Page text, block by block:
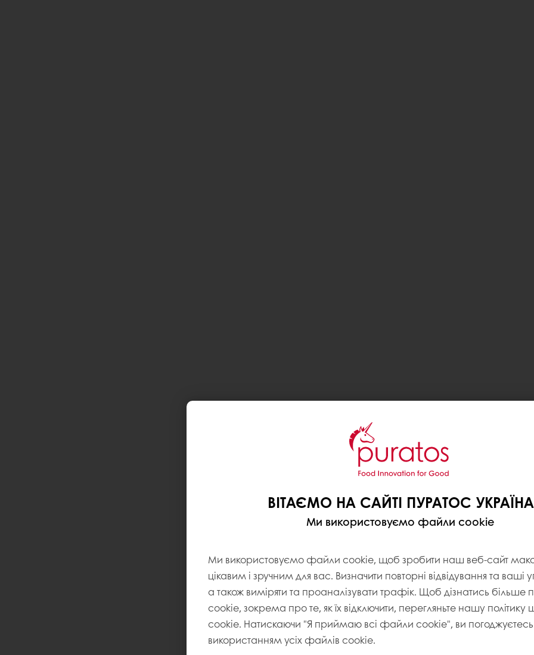
ВІТАЄМО НА САЙТІ ПУРАТОС УКРАЇНА
Ми використовуємо файли cookie
Ми використовуємо файли cookie, щоб зробити наш веб-сайт
цікавим і зручним для вас. Визначити повторні відвідування та ваші
а також виміряти та проаналізувати трафік. Щоб дізнатись
cookie, зокрема про те, як їх відключити, перегляньте нашу
cookie. Натискаючи "Я приймаю всі файли cookie", ви погоджуєтесь
використанням усіх файлів cookie.